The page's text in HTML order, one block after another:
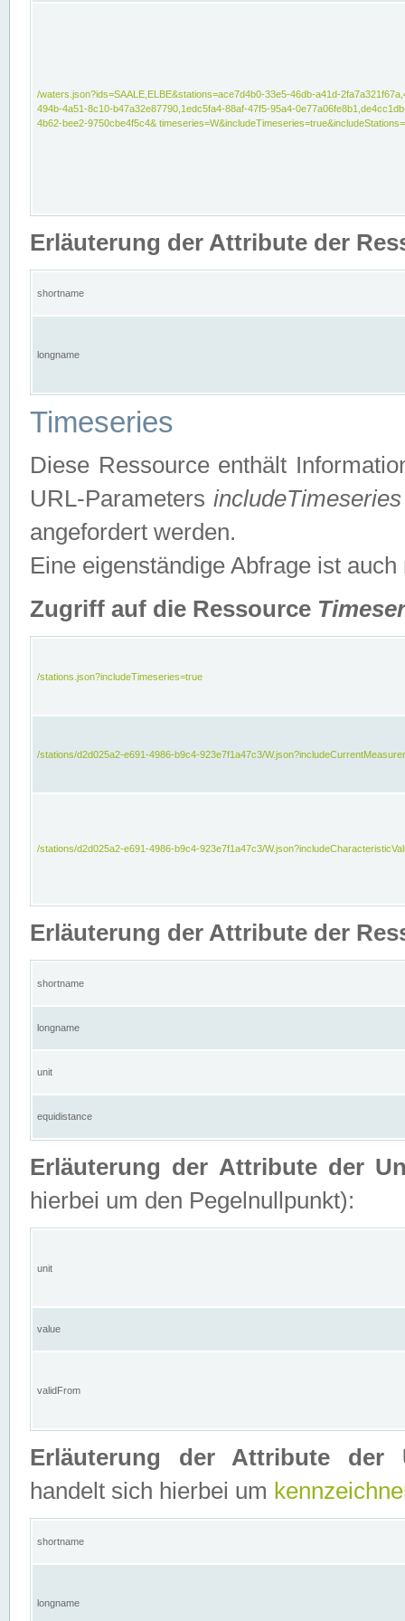
/waters.json?ids=SAALE,ELBE&stations=ace7d4b0-33e5-46db-a41d-
494b-4a51-8c10-b47a32e87790,1edc5fa4-88af-47f5-95a4-
4b62-bee2-9750cbe4f5c4&
Erläuterung der Attribute der
shortname
longname
Timeseries
Diese Ressource enthält
URL-ParametersincludeTimeseries
angefordert werden.
Eine eigenständige Abfrage ist auch
Zugriff auf die Ressource
/stations.json?includeTimeseries=true
/stations/d2d025a2-e691-4986-b9c4-923e7f1a47c3/
/stations/d2d025a2-e691-4986-b9c4-923e7f1a47c3/
Erläuterung der Attribute der
shortname
longname
unit
equidistance
Erläuterung der Attribute der
hierbei um den Pegelnullpunkt):
unit
value
validFrom
Erläuterung der Attribute der
handelt sich hierbei um
shortname
longname